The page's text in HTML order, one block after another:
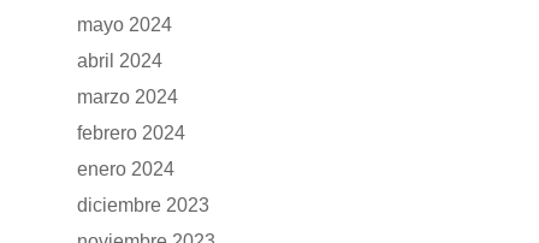
mayo 2024
abril 2024
marzo 2024
febrero 2024
enero 2024
diciembre 2023